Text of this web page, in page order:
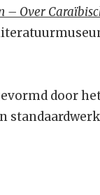
– Over
door